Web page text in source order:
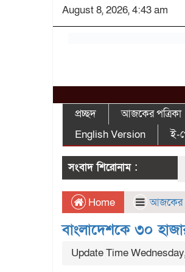
August 8, 2026, 4:43 am
প্রচ্ছদ আজকের পত্রিকা
English Version
ই-
সংবাদ শিরোনাম :
Home আজকের
বাংলাদেশকে ৩০
Update Time